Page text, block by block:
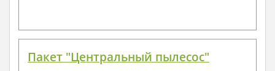
Пакет "Центральный пылесос"